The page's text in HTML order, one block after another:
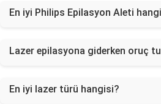
En iyi Philips Epilasyon Aleti
Lazer epilasyona giderken oruç
En iyi lazer türü hangisi?